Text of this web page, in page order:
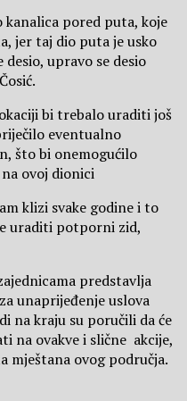
pored puta, koje
jer taj dio puta je usko
upravo se desio
bi trebalo uraditi još
eventualno
što bi onemogućilo
ovoj dionici
klizi svake godine i to
uraditi potporni zid,
predstavlja
unaprijeđenje uslova
na kraju su poručili da će
na ovakve i slične akcije,
mještana ovog područja.